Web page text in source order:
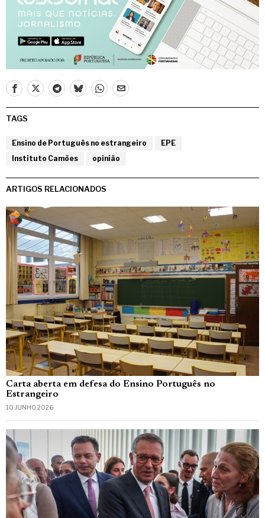
TAGS
Ensino de Português no estrangeiro
EPE
Instituto Camões
opinião
ARTIGOS RELACIONADOS
Carta aberta em defesa do Ensino Português no
Estrangeiro
10 JUNHO, 2026